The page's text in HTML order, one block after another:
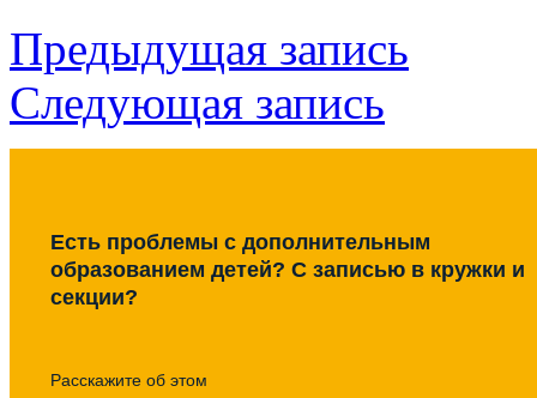
Предыдущая запись
Следующая запись
Есть проблемы с дополнительным
образованием детей? С записью в кружки и
секции?
Расскажите об этом